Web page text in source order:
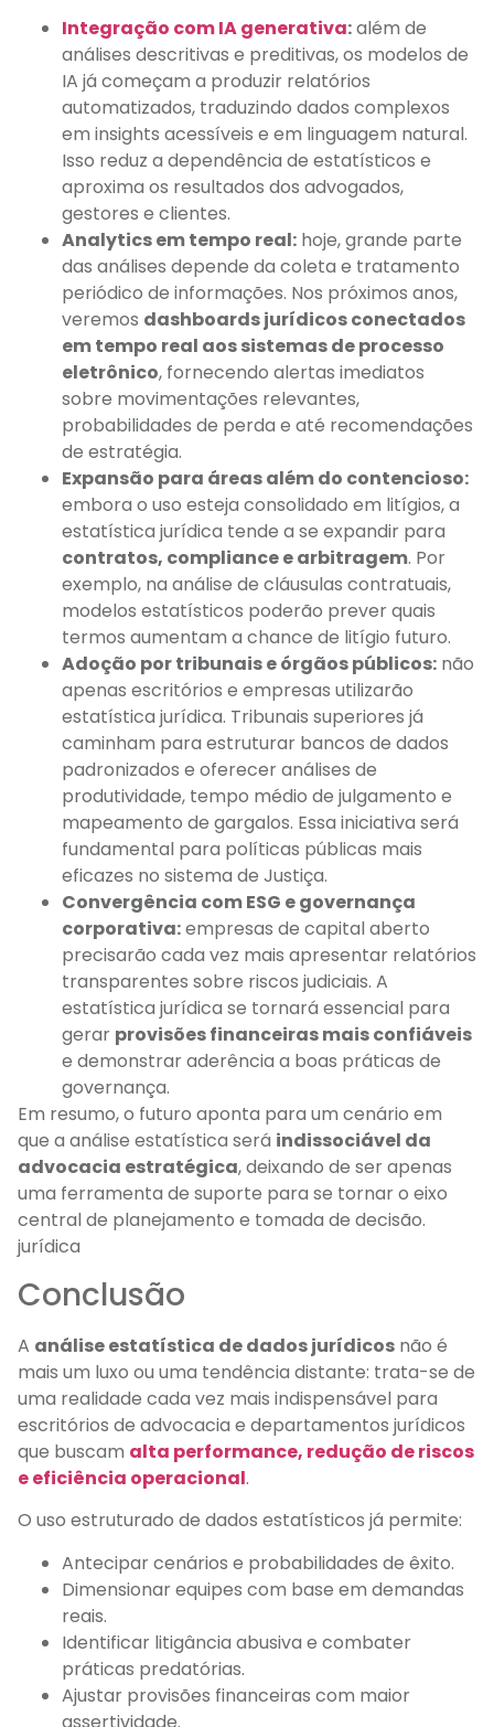
Integração com IA generativa:além de
análises descritivas e preditivas, os modelos de
IA já começam a produzir relatórios
automatizados, traduzindo dados complexos
em insights acessíveis e em linguagem natural.
Isso reduz a dependência de estatísticos e
aproxima os resultados dos advogados,
gestores e clientes.
Analytics em tempo real: hoje, grande parte
das análises depende da coleta e tratamento
periódico de informações. Nos próximos anos,
veremos dashboards jurídicos conectados
em tempo real aos sistemas de processo
eletrônico, fornecendo alertas imediatos
sobre movimentações relevantes,
probabilidades de perda e até recomendações
de estratégia.
Expansão para áreas além do contencioso:
embora o uso esteja consolidado em litígios, a
estatística jurídica tende a se expandir para
contratos, compliance e arbitragem. Por
exemplo, na análise de cláusulas contratuais,
modelos estatísticos poderão prever quais
termos aumentam a chance de litígio futuro.
Adoção por tribunais e órgãos públicos: não
apenas escritórios e empresas utilizarão
estatística jurídica. Tribunais superiores já
caminham para estruturar bancos de dados
padronizados e oferecer análises de
produtividade, tempo médio de julgamento e
mapeamento de gargalos. Essa iniciativa será
fundamental para políticas públicas mais
eficazes no sistema de Justiça.
Convergência com ESG e governança
corporativa:empresas de capital aberto
precisarão cada vez mais apresentar relatórios
transparentes sobre riscos judiciais. A
estatística jurídica se tornará essencial para
gerar provisões financeiras mais confiáveis
e demonstrar aderência a boas práticas de
governança.
Em resumo, o futuro aponta para um cenário em
que a análise estatística será indissociável da
advocacia estratégica, deixando de ser apenas
uma ferramenta de suporte para se tornar o eixo
central de planejamento e tomada de decisão.
jurídica
Conclusão
A análise estatística de dados jurídicos não é
mais um luxo ou uma tendência distante: trata-se de
uma realidade cada vez mais indispensável para
escritórios de advocacia e departamentos jurídicos
que buscam alta performance, redução de riscos
e eficiência operacional.
O uso estruturado de dados estatísticos já permite:
Antecipar cenários e probabilidades de êxito.
Dimensionar equipes com base em demandas
reais.
Identificar litigância abusiva e combater
práticas predatórias.
Ajustar provisões financeiras com maior
assertividade.